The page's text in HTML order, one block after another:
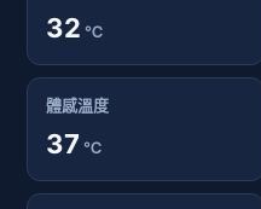
32 ℃
體感溫度
37 ℃